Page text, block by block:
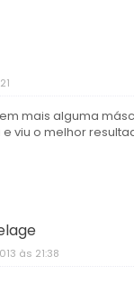
mais alguma
viu o melhor
às 21:38